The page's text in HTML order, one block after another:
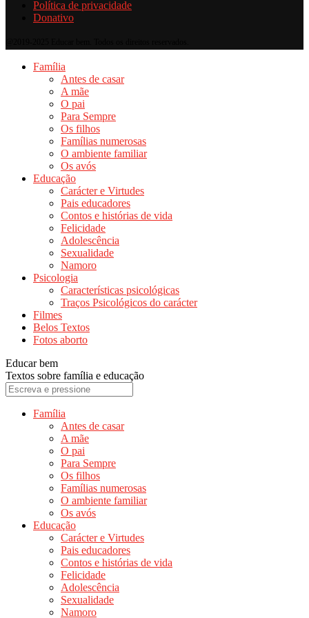
Política de privacidade
Donativo
Família
Antes de casar
A mãe
O pai
Para Sempre
Os filhos
Famílias numerosas
O ambiente familiar
Os avós
Educação
Carácter e Virtudes
Pais educadores
Contos e histórias de vida
Felicidade
Adolescência
Sexualidade
Namoro
Psicologia
Características psicológicas
Traços Psicológicos do carácter
Filmes
Belos Textos
Fotos aborto
Educar bem
Textos sobre família e educação
Família
Antes de casar
A mãe
O pai
Para Sempre
Os filhos
Famílias numerosas
O ambiente familiar
Os avós
Educação
Carácter e Virtudes
Pais educadores
Contos e histórias de vida
Felicidade
Adolescência
Sexualidade
Namoro